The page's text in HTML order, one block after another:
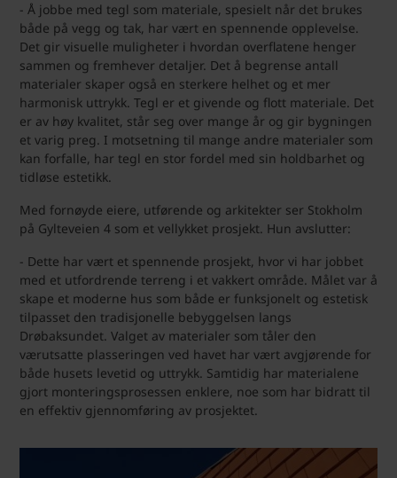
- Å jobbe med tegl som materiale, spesielt når det brukes
både på vegg og tak, har vært en spennende opplevelse.
Det gir visuelle muligheter i hvordan overflatene henger
sammen og fremhever detaljer. Det å begrense antall
materialer skaper også en sterkere helhet og et mer
harmonisk uttrykk. Tegl er et givende og flott materiale. Det
er av høy kvalitet, står seg over mange år og gir bygningen
et varig preg. I motsetning til mange andre materialer som
kan forfalle, har tegl en stor fordel med sin holdbarhet og
tidløse estetikk.
Med fornøyde eiere, utførende og arkitekter ser Stokholm
på Gylteveien 4 som et vellykket prosjekt. Hun avslutter:
- Dette har vært et spennende prosjekt, hvor vi har jobbet
med et utfordrende terreng i et vakkert område. Målet var å
skape et moderne hus som både er funksjonelt og estetisk
tilpasset den tradisjonelle bebyggelsen langs
Drøbaksundet. Valget av materialer som tåler den
værutsatte plasseringen ved havet har vært avgjørende for
både husets levetid og uttrykk. Samtidig har materialene
gjort monteringsprosessen enklere, noe som har bidratt til
en effektiv gjennomføring av prosjektet.